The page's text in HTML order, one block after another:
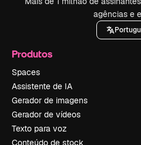
agências e
Produtos
Spaces
Assistente de IA
Gerador de imagens
Gerador de vídeos
Texto para voz
Conteúdo de stock